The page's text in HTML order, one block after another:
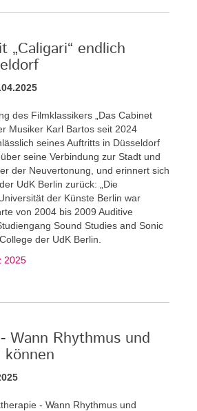
„Caligari“ endlich
des Filmklassikers „Das Cabinet
Musiker Karl Bartos seit 2024
seines Auftritts in Düsseldorf
seine Verbindung zur Stadt und
der Neuvertonung, und erinnert sich
UdK Berlin zurück: „Die
der Künste Berlin war
von 2004 bis 2009 Auditive
Sound Studies and Sonic
der UdK Berlin.
2025
Wann Rhythmus und
- Wann Rhythmus und